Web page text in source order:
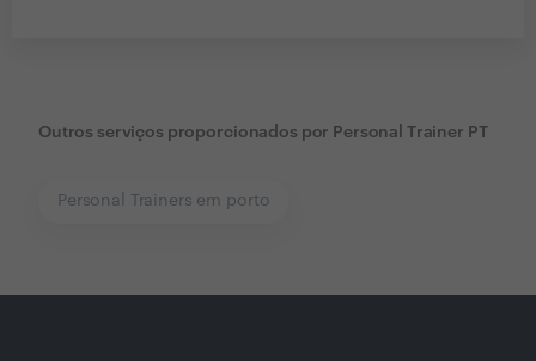
Outros serviços proporcionados por Personal Trainer PT
Personal Trainers em porto